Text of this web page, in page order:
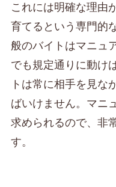
これには明確な理由
育てるという専門的
般のバイトはマニュ
でも規定通りに動け
トは常に相手を見な
ばいけません。マニ
求められるので、非
す。